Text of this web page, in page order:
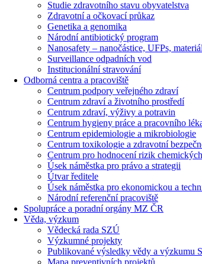
Studie zdravotního stavu obyvatelstva
Zdravotní a očkovací průkaz
Genetika a genomika
Národní antibiotický program
Nanosafety – nanočástice, UFPs,
Surveillance odpadních vod
Institucionální stravování
Odborná centra a pracoviště
Centrum podpory veřejného zdraví
Centrum zdraví a životního prostředí
Centrum zdraví, výživy a potravin
Centrum hygieny práce a pracovního
Centrum epidemiologie a mikrobiologie
Centrum toxikologie a zdravotní
Centrum pro hodnocení rizik
Úsek náměstka pro právo a strategii
Útvar ředitele
Úsek náměstka pro ekonomickou a
Národní referenční pracoviště
Spolupráce a poradní orgány MZ ČR
Věda, výzkum
Vědecká rada SZÚ
Výzkumné projekty
Publikované výsledky vědy a výzkumu
Mapa preventivních projektů